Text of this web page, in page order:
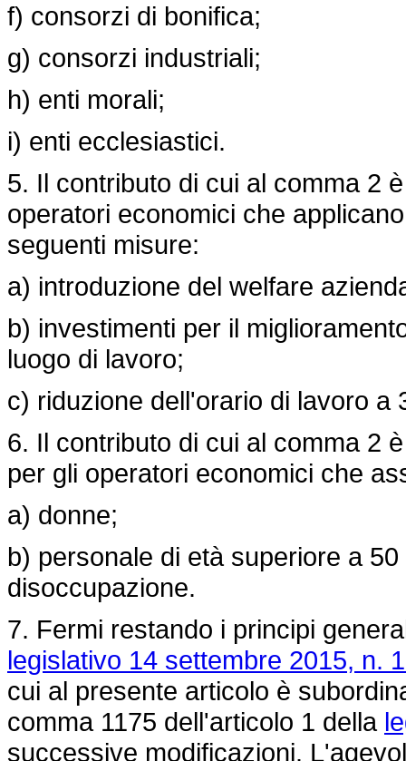
f) consorzi di bonifica;
g) consorzi industriali;
h) enti morali;
i) enti ecclesiastici.
5. Il contributo di cui al comma 2
operatori economici che
seguenti misure:
a) introduzione del welfare
b) investimenti per il
luogo di lavoro;
c) riduzione dell'orario di lavoro a
6. Il contributo di cui al comma 2
per gli operatori economici che
a) donne;
b) personale di età superiore a
disoccupazione.
7. Fermi restando i principi
legislativo 14 settembre 2015, n.
cui al presente articolo è
comma 1175 dell'articolo 1 della
successive modificazioni.